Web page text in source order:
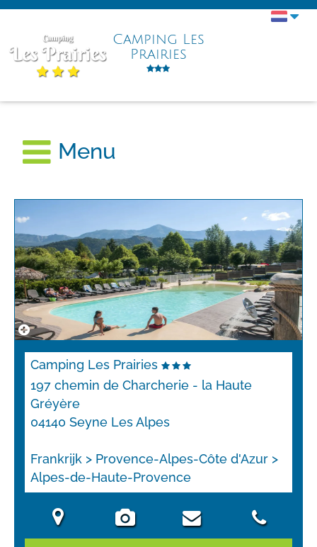
Camping Les
Prairies
Menu
Camping Les Prairies
197 chemin de Charcherie - la Haute
Gréyère
04140 Seyne Les Alpes
Frankrijk > Provence-Alpes-Côte d'Azur >
Alpes-de-Haute-Provence